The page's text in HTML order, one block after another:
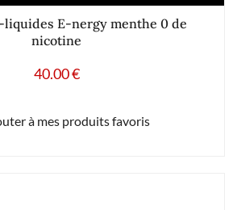
liquides E-nergy menthe 0 de
nicotine
40.00€
à mes produits favoris